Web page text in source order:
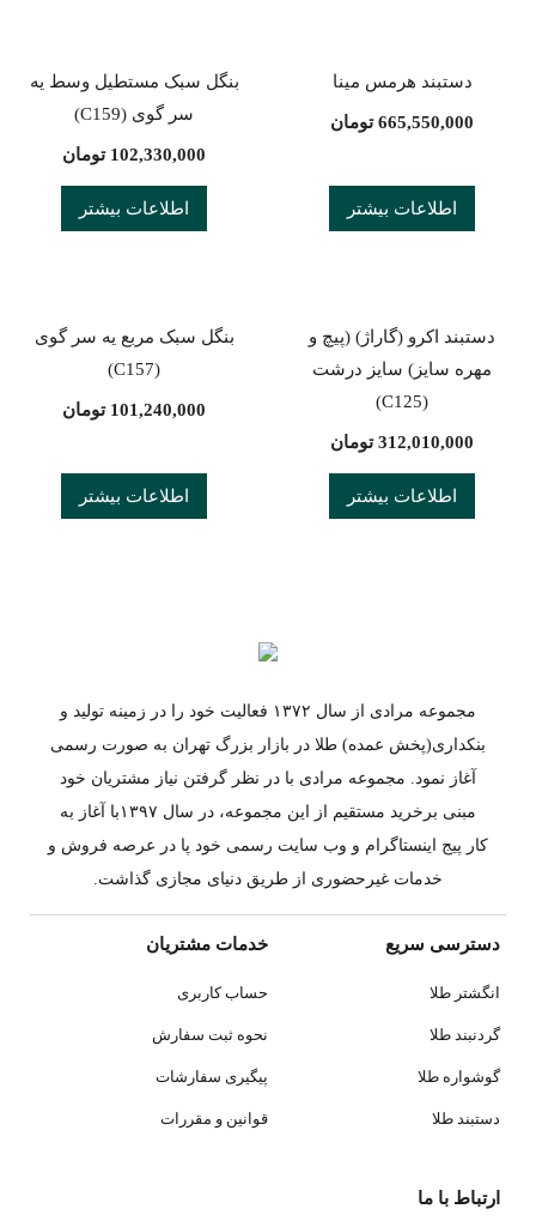
دستبند هرمس مینا
665,550,000 تومان
اطلاعات بیشتر
بنگل سبک مستطیل وسط یه
سر گوی (C159)
102,330,000 تومان
اطلاعات بیشتر
دستبند اكرو (گاراژ) (پیچ و
مهره سایز) سایز درشت
(C125)
312,010,000 تومان
اطلاعات بیشتر
بنگل سبک مربع یه سر گوی
(C157)
101,240,000 تومان
اطلاعات بیشتر
مجموعه مرادی از سال ۱۳۷۲ فعالیت خود را در زمینه تولید و
بنکداری(پخش عمده) طلا در بازار بزرگ تهران به صورت رسمی
آغاز نمود. مجموعه مرادی با در نظر گرفتن نیاز مشتریان خود
مبنی برخرید مستقیم از این مجموعه، در سال ۱۳۹۷با آغاز به
کار پیج اینستاگرام و وب سایت رسمی خود پا در عرصه فروش و
خدمات غیرحضوری از طریق دنیای مجازی گذاشت.
دسترسی سریع
انگشتر طلا
گردنبند طلا
گوشواره طلا
دستبند طلا
خدمات مشتریان
حساب کاربری
نحوه ثبت سفارش
پیگیری سفارشات
قوانین و مقررات
ارتباط با ما